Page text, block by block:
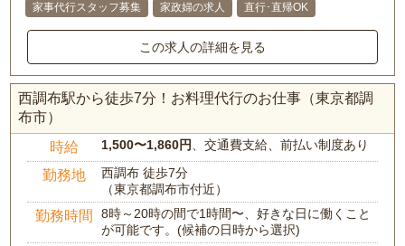
家事代行スタッフ募集
家政婦の求人 直行･直帰OK
この求人の詳細を見る
西調布駅から徒歩7分！お料理代行のお仕事（東京都調
布市）
時給 1,500〜1,860円 、交通費支給、前払い制度あり
勤務地
西調布 徒歩7分
（東京都調布市付近）
勤務時間
8時～20時の間で1時間〜、好きな日に働くこと
が可能です。(候補の日時から選択)